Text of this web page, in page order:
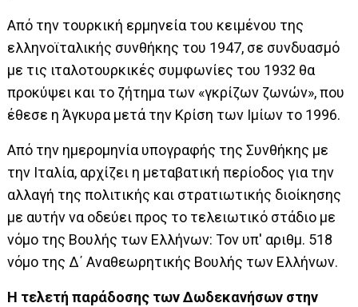
Από την τουρκική ερμηνεία του κειμένου της
ελληνοϊταλικής συνθήκης του 1947, σε συνδυασμό
με τις ιταλοτουρκικές συμφωνίες του 1932 θα
προκύψει και το ζήτημα των «γκρίζων ζωνών», που
έθεσε η Άγκυρα μετά την Κρίση των Ιμίων το 1996.
Από την ημερομηνία υπογραφής της Συνθήκης με
την Ιταλία, αρχίζει η μεταβατική περίοδος για την
αλλαγή της πολιτικής και στρατιωτικής διοίκησης
με αυτήν να οδεύει προς το τελειωτικό στάδιο με
νόμο της Βουλής των Ελλήνων: Τον υπ′ αριθμ. 518
νόμο της Δ΄ Αναθεωρητικής Βουλής των Ελλήνων.
Η τελετή παράδοσης των Δωδεκανήσων στην